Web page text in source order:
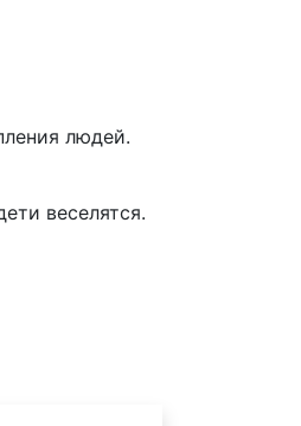
людей.
веселятся.